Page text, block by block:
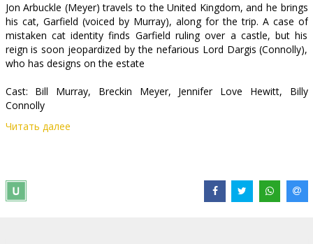
Jon Arbuckle (Meyer) travels to the United Kingdom, and he brings
his cat, Garfield (voiced by Murray), along for the trip. A case of
mistaken cat identity finds Garfield ruling over a castle, but his
reign is soon jeopardized by the nefarious Lord Dargis (Connolly),
who has designs on the estate
Cast: Bill Murray, Breckin Meyer, Jennifer Love Hewitt, Billy
Connolly
Directed by Tim Hill
Дистрибьютор: 20th Century Fox International
Читать далее